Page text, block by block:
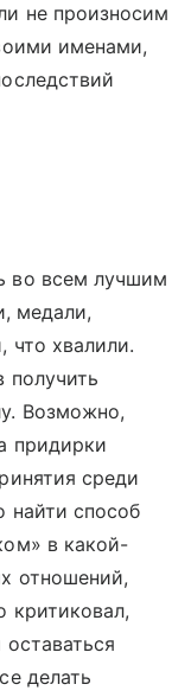
не произносим
именами,
во всем лучшим
медали,
что хвалили.
получить
Возможно,
придирки
среди
найти способ
в какой-
отношений,
критиковал,
делать